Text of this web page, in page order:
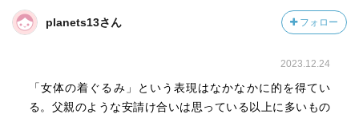
planets13さん フォロー
2023.12.24
「女体の着ぐるみ」という表現はなかなかに的を得てい
る。父親のような安請け合いは思っている以上に多いもの